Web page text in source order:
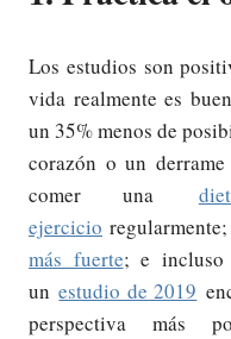
Los estudios son
vida realmente es
un 35% menos de
corazón o un
comer una
ejercicio
más fuerte; e incluso
unestudio de 2019
perspectiva más